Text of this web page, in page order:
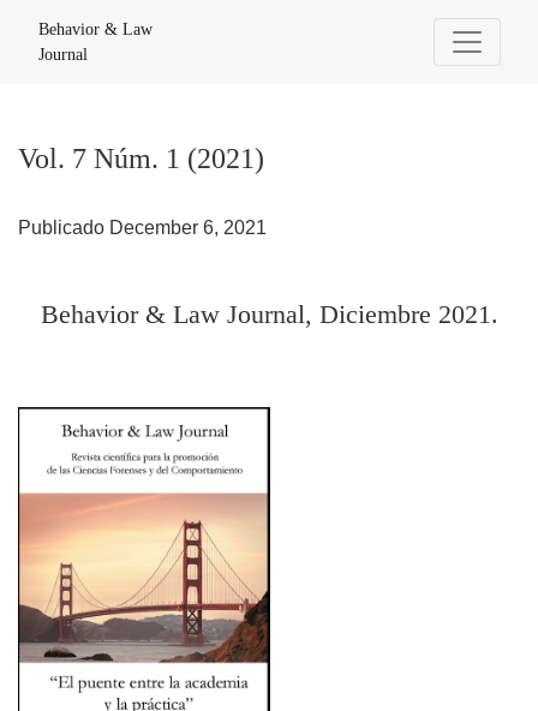
Behavior & Law
Journal
Vol. 7 Núm. 1 (2021)
Publicado December 6, 2021
Behavior & Law Journal, Diciembre 2021.